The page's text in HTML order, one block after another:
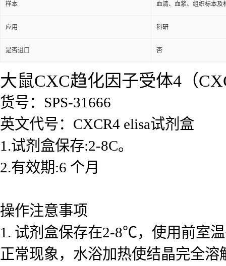
样本 血清、血浆、组织标本及
应用 科研
是否进口 否
大鼠CXC趋化因子受体4（
货号：SPS-31666
英文代号：CXCR4 elisa试剂盒
1.试剂盒保存:2-8C。
2.有效期:6 个月
操作注意事项
1. 试剂盒保存在2-8℃，使用前室
正常现象，水浴加热使结晶完全溶